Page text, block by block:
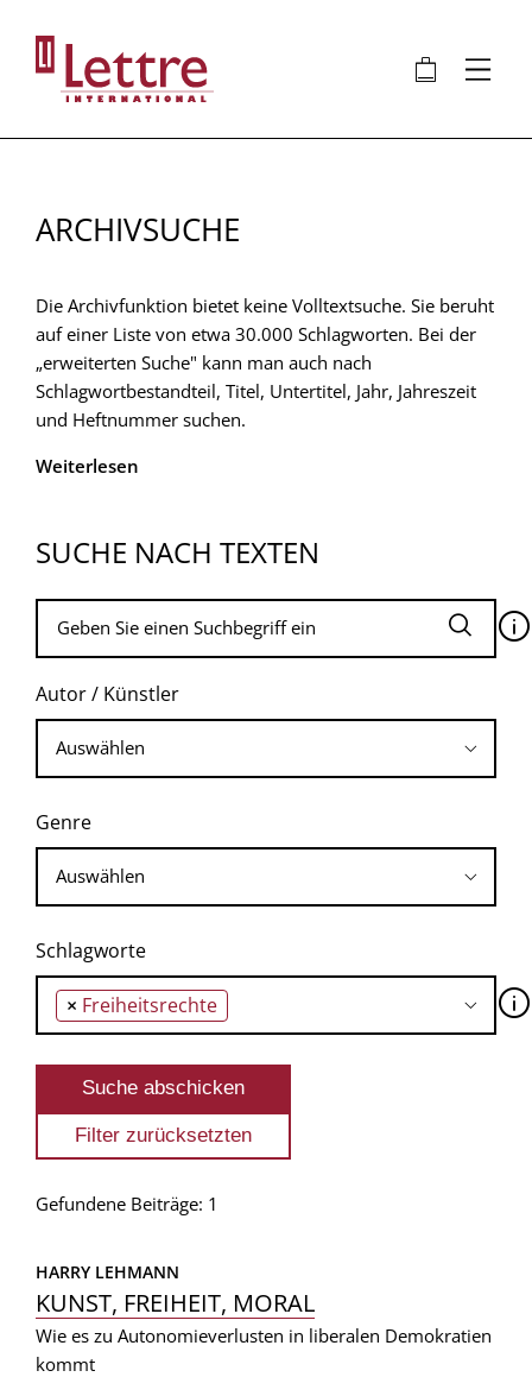
Inhalt
🛍 ⋮
ARCHIVSUCHE
Die Archivfunktion bietet keine Volltextsuche. Sie beruht
auf einer Liste von etwa 30.000 Schlagworten. Bei der
„erweiterten Suche" kann man auch nach
Schlagwortbestandteil, Titel, Untertitel, Jahr, Jahreszeit
und Heftnummer suchen.
Weiterlesen
SUCHE NACH TEXTEN
🛈
Autor / Künstler
Genre
Schlagworte
× Freiheitsrechte 🛈
Gefundene Beiträge: 1
HARRY LEHMANN
KUNST, FREIHEIT, MORAL
Wie es zu Autonomieverlusten in liberalen Demokratien
kommt